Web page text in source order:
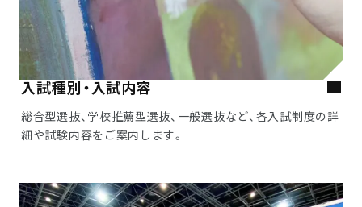
入試種別・入試内容
総合型選抜、学校推薦型選抜、一般選抜など、各入試制度の詳
細や試験内容をご案内します。